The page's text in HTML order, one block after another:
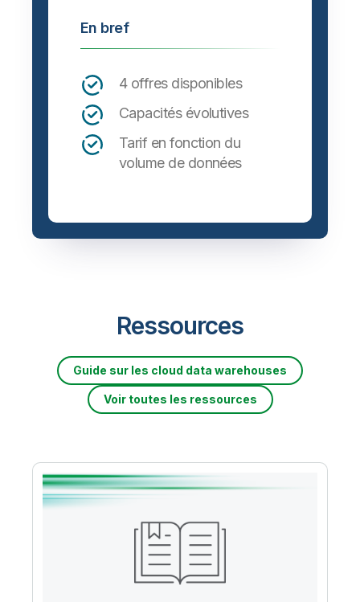
En bref
4 offres disponibles
Capacités évolutives
Tarif en fonction du
volume de données
Ressources
Guide sur les cloud data warehouses
Voir toutes les ressources